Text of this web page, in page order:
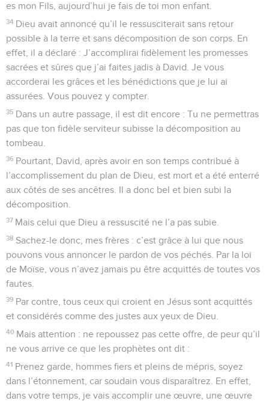
es mon Fils, aujourd’hui je fais de toi mon enfant.
34 Dieu avait annoncé qu’il le ressusciterait sans retour
possible à la terre et sans décomposition de son corps. En
effet, il a déclaré : J’accomplirai fidèlement les promesses
sacrées et sûres que j’ai faites jadis à David. Je vous
accorderai les grâces et les bénédictions que je lui ai
assurées. Vous pouvez y compter.
35 Dans un autre passage, il est dit encore : Tu ne permettras
pas que ton fidèle serviteur subisse la décomposition au
tombeau.
36 Pourtant, David, après avoir en son temps contribué à
l’accomplissement du plan de Dieu, est mort et a été enterré
aux côtés de ses ancêtres. Il a donc bel et bien subi la
décomposition.
37 Mais celui que Dieu a ressuscité ne l’a pas subie.
38 Sachez-le donc, mes frères : c’est grâce à lui que nous
pouvons vous annoncer le pardon de vos péchés. Par la loi
de Moïse, vous n’avez jamais pu être acquittés de toutes vos
fautes.
39 Par contre, tous ceux qui croient en Jésus sont acquittés
et considérés comme des justes aux yeux de Dieu.
40 Mais attention : ne repoussez pas cette offre, de peur qu’il
ne vous arrive ce que les prophètes ont dit :
41 Prenez garde, hommes fiers et pleins de mépris, soyez
dans l’étonnement, car soudain vous disparaîtrez. En effet,
dans votre temps, je vais accomplir une œuvre, une œuvre